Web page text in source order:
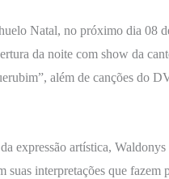
Natal, no próximo dia 08
da noite com show da
além de canções do
expressão artística,
suas interpretações que